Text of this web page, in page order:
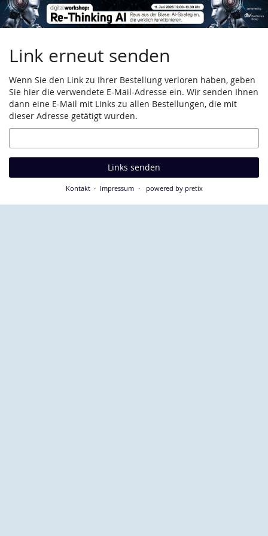
Zum
Haupt-
springen
Link erneut senden
Wenn Sie den Link zu Ihrer Bestellung verloren haben, geben
Sie hier die verwendete E-Mail-Adresse ein. Wir senden Ihnen
dann eine E-Mail mit Links zu allen Bestellungen, die mit
dieser Adresse getätigt wurden.
E-
Mail
Links senden
Kontakt Impressum powered by pretix